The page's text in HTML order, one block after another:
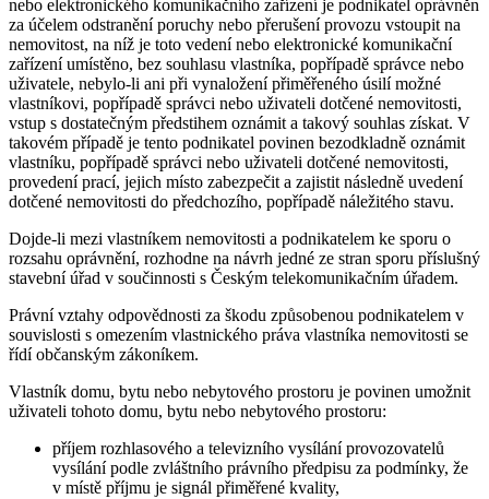
nebo elektronického komunikačního zařízení je podnikatel oprávněn
za účelem odstranění poruchy nebo přerušení provozu vstoupit na
nemovitost, na níž je toto vedení nebo elektronické komunikační
zařízení umístěno, bez souhlasu vlastníka, popřípadě správce nebo
uživatele, nebylo-li ani při vynaložení přiměřeného úsilí možné
vlastníkovi, popřípadě správci nebo uživateli dotčené nemovitosti,
vstup s dostatečným předstihem oznámit a takový souhlas získat. V
takovém případě je tento podnikatel povinen bezodkladně oznámit
vlastníku, popřípadě správci nebo uživateli dotčené nemovitosti,
provedení prací, jejich místo zabezpečit a zajistit následně uvedení
dotčené nemovitosti do předchozího, popřípadě náležitého stavu.
Dojde-li mezi vlastníkem nemovitosti a podnikatelem ke sporu o
rozsahu oprávnění, rozhodne na návrh jedné ze stran sporu příslušný
stavební úřad v součinnosti s Českým telekomunikačním úřadem.
Právní vztahy odpovědnosti za škodu způsobenou podnikatelem v
souvislosti s omezením vlastnického práva vlastníka nemovitosti se
řídí občanským zákoníkem.
Vlastník domu, bytu nebo nebytového prostoru je povinen umožnit
uživateli tohoto domu, bytu nebo nebytového prostoru:
příjem rozhlasového a televizního vysílání provozovatelů
vysílání podle zvláštního právního předpisu za podmínky, že
v místě příjmu je signál přiměřené kvality,